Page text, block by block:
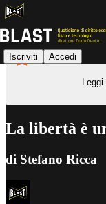
Iscriviti Accedi
La libertà è
di Stefano Ricca